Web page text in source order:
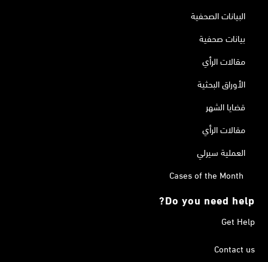
البيانات الصحفية
بيانات صحفية
مقالات الرأي
الأوراق البحثية
قضايا الشهر
مقالات الرأي
العملية سيرلي
Cases of the Month
Do you need help?
Get Help
Contact us